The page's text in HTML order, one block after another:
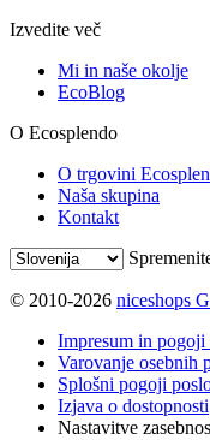
Izvedite več
Mi in naše okolje
EcoBlog
O Ecosplendo
O trgovini
Naša skupina
Kontakt
© 2010-2026 niceshops
Impresum in pogoji
Varovanje osebnih
Splošni pogoji
Izjava o dostopnosti
Nastavitve